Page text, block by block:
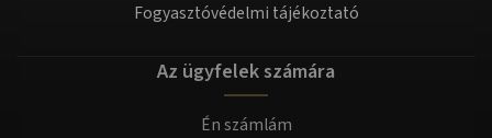
Fogyasztóvédelmi tájékoztató
Az ügyfelek számára
Én számlám